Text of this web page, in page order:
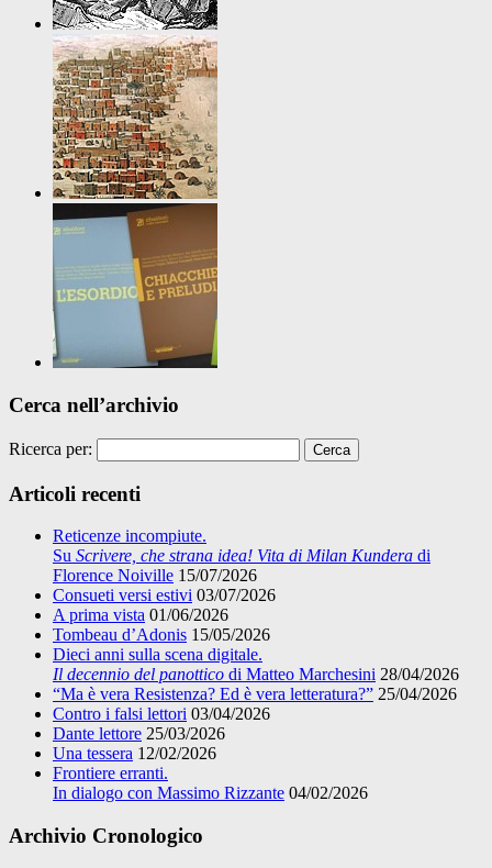
Cerca nell’archivio
Ricerca per:
Articoli recenti
Reticenze incompiute.
Su Scrivere, che strana idea! Vita di Milan Kundera di
Florence Noiville 15/07/2026
Consueti versi estivi 03/07/2026
A prima vista 01/06/2026
Tombeau d’Adonis 15/05/2026
Dieci anni sulla scena digitale.
Il decennio del panottico di Matteo Marchesini 28/04/2026
“Ma è vera Resistenza? Ed è vera letteratura?” 25/04/2026
Contro i falsi lettori 03/04/2026
Dante lettore 25/03/2026
Una tessera 12/02/2026
Frontiere erranti.
In dialogo con Massimo Rizzante 04/02/2026
Archivio Cronologico